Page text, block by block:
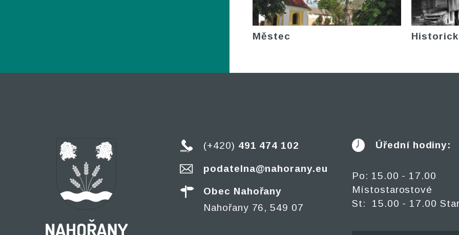
Městec
(+420) 491 474 102
podatelna@nahorany.eu
Obec Nahořany
Nahořany 76, 549 07
Úřední hodiny:
Po: 15.00 - 17.00
Místostarostové
St: 15.00 - 17.00